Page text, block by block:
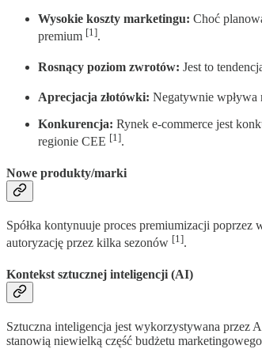
Wysokie koszty marketingu: Choć
premium [1].
Rosnący poziom zwrotów: Jest to
Aprecjacja złotówki: Negatywnie
Konkurencja: Rynek e-commerce jest
regionie CEE [1].
Nowe produkty/marki
Spółka kontynuuje proces premiumizacji poprzez
autoryzację przez kilka sezonów [1].
Kontekst sztucznej inteligencji (AI)
Sztuczna inteligencja jest wykorzystywana przez
stanowią niewielką część budżetu